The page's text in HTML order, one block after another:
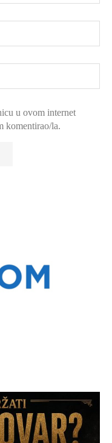
u ovom internet
komentirao/la.